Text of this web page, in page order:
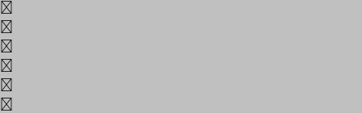
삶
삼
상
새
생
A